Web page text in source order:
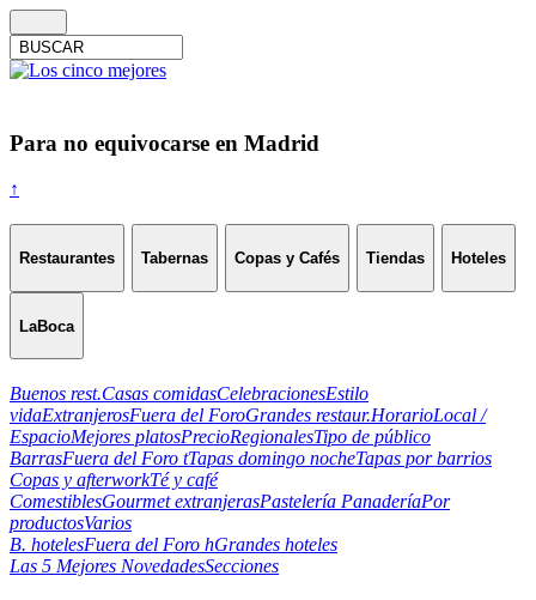
Para no equivocarse en Madrid
↑
Restaurantes Tabernas Copas y Cafés Tiendas Hoteles
LaBoca
Buenos rest.Casas comidasCelebracionesEstilo
vidaExtranjerosFuera del ForoGrandes restaur.HorarioLocal /
EspacioMejores platosPrecioRegionalesTipo de público
BarrasFuera del Foro tTapas domingo nocheTapas por barrios
Copas y afterworkTé y café
ComestiblesGourmet extranjerasPastelería PanaderíaPor
productosVarios
B. hotelesFuera del Foro hGrandes hoteles
Las 5 Mejores NovedadesSecciones